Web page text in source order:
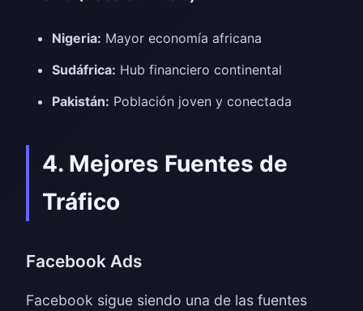
Nigeria: Mayor economía africana
Sudáfrica: Hub financiero continental
Pakistán: Población joven y conectada
4. Mejores Fuentes de
Tráfico
Facebook Ads
Facebook sigue siendo una de las fuentes